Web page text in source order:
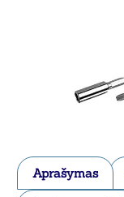
Aprašymas